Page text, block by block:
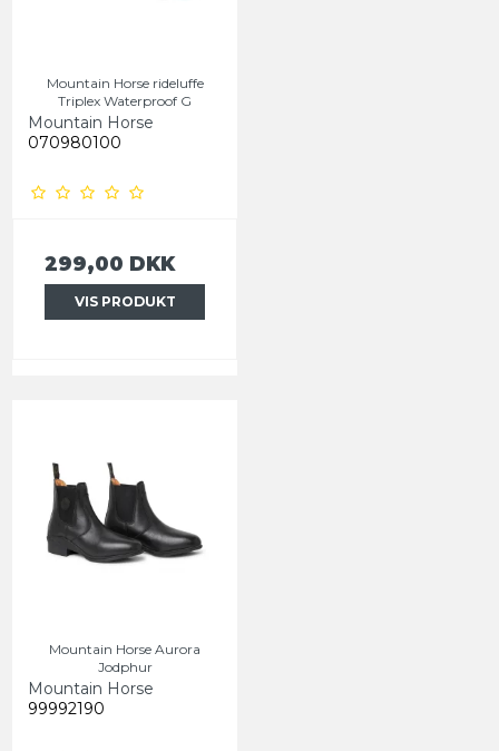
Mountain Horse rideluffe
Triplex Waterproof G
Mountain Horse
070980100
299,00 DKK
VIS PRODUKT
Mountain Horse Aurora
Jodphur
Mountain Horse
99992190